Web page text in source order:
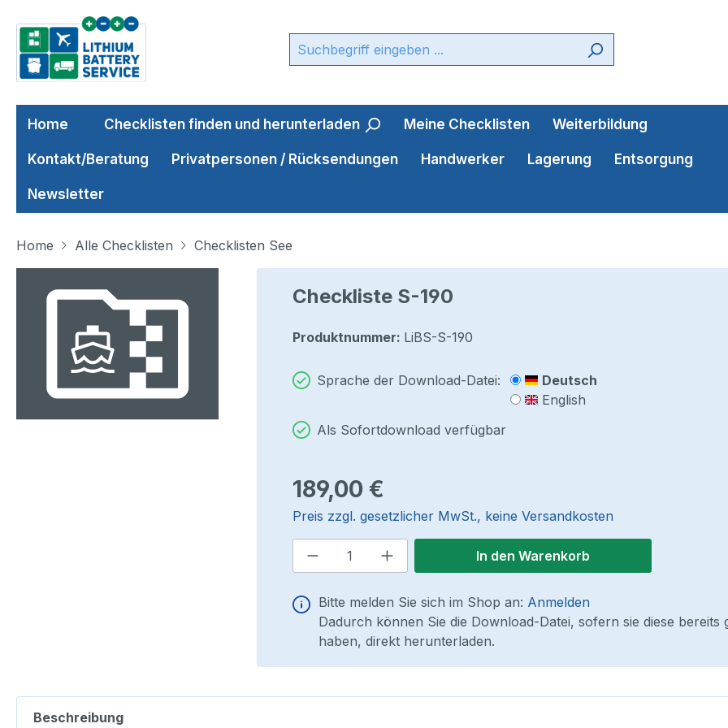
Hauptinhalt springen
Zur Suche springen
Zur Hauptnavigation springen
Home Checklisten finden und herunterladen Meine Checklisten Weiterbildung
Kontakt/Beratung Privatpersonen / Rücksendungen Handwerker Lagerung Entsorgung
Newsletter
Home Alle Checklisten
Checklisten See
Checkliste S-190
Produktnummer: LiBS-S-190
Sprache der Download-Datei:
Deutsch
English
Als Sofortdownload verfügbar
Regulärer Preis:
189,00 €
Preis zzgl. gesetzlicher MwSt., keine Versandkosten
Produkt Anzahl: Gib den gewünschten Wert
In den Warenkorb
Bitte melden Sie sich im Shop an: Anmelden
Dadurch können Sie die Download-Datei, sofern sie diese bereits
haben, direkt herunterladen.
Beschreibung